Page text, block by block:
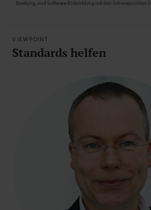
Beratung, und Software-Entwicklung mit den Schwerpunkten
VIEWPOINT
Standards helfen